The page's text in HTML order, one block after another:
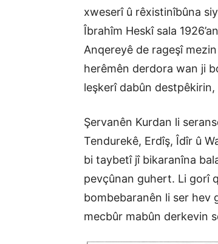
xweserî û rêxistinîbûna
Îbrahîm Heskî sala
Anqereyê de rageşî
herêmên derdora wan ji
leşkerî dabûn destpêkirin,
Şervanên Kurdan li
Tendurekê, Erdîş, Îdîr û
bi taybetî jî bikaranîna
pevçûnan guhert. Li gorî
bombebaranên li ser hev
mecbûr mabûn derkevin